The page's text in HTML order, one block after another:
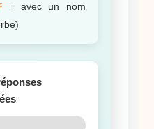
= avec un nom